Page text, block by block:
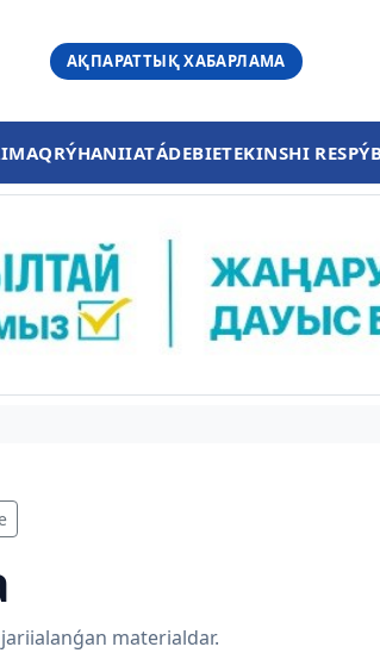
АҚПАРАТТЫҚ ХАБАРЛАМА
RÝHANIIATÁDEBIETEKINSHI
materialdar.